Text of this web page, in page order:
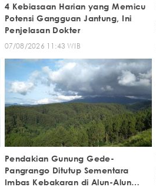
4 Kebiasaan Harian yang Memicu
Potensi Gangguan Jantung, Ini
Penjelasan Dokter
07/08/2026 11:43 WIB
Pendakian Gunung Gede-
Pangrango Ditutup Sementara
Imbas Kebakaran di Alun-Alun